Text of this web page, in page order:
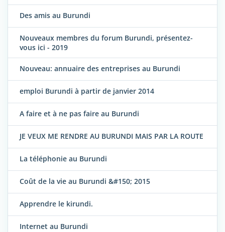
Des amis au Burundi
Nouveaux membres du forum Burundi, présentez-
vous ici - 2019
Nouveau: annuaire des entreprises au Burundi
emploi Burundi à partir de janvier 2014
A faire et à ne pas faire au Burundi
JE VEUX ME RENDRE AU BURUNDI MAIS PAR LA ROUTE
La téléphonie au Burundi
Coût de la vie au Burundi &#150; 2015
Apprendre le kirundi.
Internet au Burundi